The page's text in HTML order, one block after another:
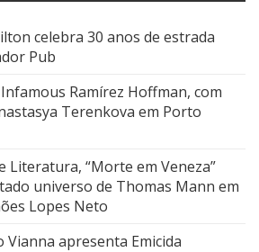
celebra 30 anos de estrada
Pub
Ramírez Hoffman, com
Terenkova em Porto
Literatura, “Morte em Veneza”
universo de Thomas Mann em
Lopes Neto
apresenta Emicida